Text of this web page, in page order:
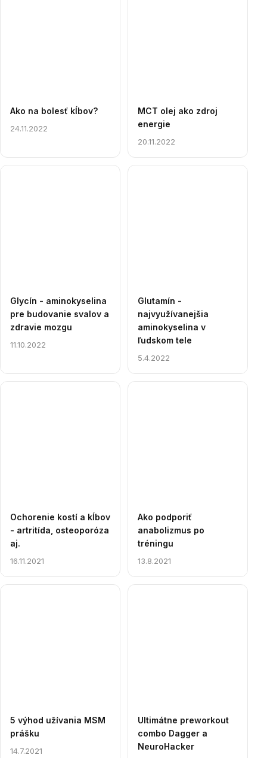
Ako na bolesť kĺbov?
24.11.2022
MCT olej ako zdroj
energie
20.11.2022
Glycín - aminokyselina
pre budovanie svalov a
zdravie mozgu
11.10.2022
Glutamín -
najvyužívanejšia
aminokyselina v
ľudskom tele
5.4.2022
Ochorenie kostí a kĺbov
- artritída, osteoporóza
aj.
16.11.2021
Ako podporiť
anabolizmus po
tréningu
13.8.2021
5 výhod užívania MSM
prášku
14.7.2021
Ultimátne preworkout
combo Dagger a
NeuroHacker